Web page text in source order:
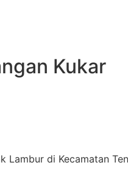
Kukar
Lambur di Kecamatan